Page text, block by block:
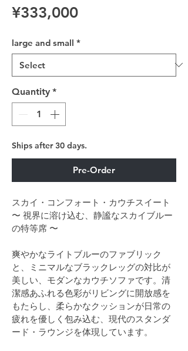
¥333,000Price
large and small *
Quantity *
Ships after 30 days.
Pre-Order
スカイ・コンフォート・カウチスイート
〜 視界に溶け込む、静謐なスカイブルー
の特等席 〜
爽やかなライトブルーのファブリック
と、ミニマルなブラックレッグの対比が
美しい、モダンなカウチソファです。清
潔感あふれる色彩がリビングに開放感を
もたらし、柔らかなクッションが日常の
疲れを優しく包み込む、現代のスタンダ
ード・ラウンジを体現しています。